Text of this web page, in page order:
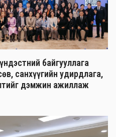
байгууллага
санхүүгийн удирдлага,
дэмжин ажиллаж